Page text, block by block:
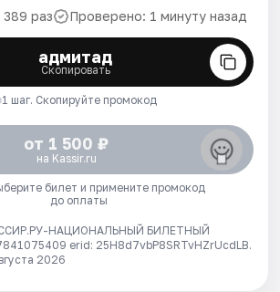
раз Проверено: 1 минуту назад
адмитад
Скопировать
1 шаг. Скопируйте промокод
от 1 500 ₽
на Kassir.ru
билет и примените промокод
до оплаты
НАЦИОНАЛЬНЫЙ БИЛЕТНЫЙ
erid: 25H8d7vbP8SRTvHZrUcdLB.
2026